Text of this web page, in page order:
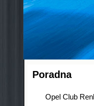
Poradna
Opel Club